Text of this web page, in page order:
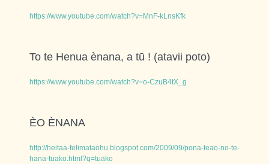
https://www.youtube.com/watch?v=MnF-kLnsKfk
To te Henua ènana, a tū ! (atavii poto)
https://www.youtube.com/watch?v=o-CzuB4tX_g
ÈO ÈNANA
http://heitaa-felimataohu.blogspot.com/2009/09/pona-teao-no-te-
hana-tuako.html?q=tuako